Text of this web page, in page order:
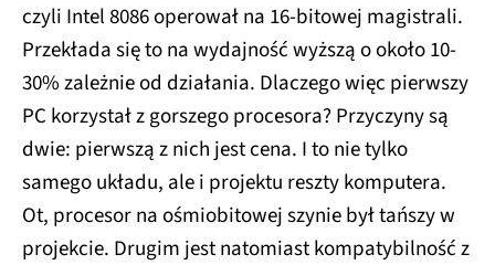
czyli Intel 8086 operował na 16-bitowej magistrali.
Przekłada się to na wydajność wyższą o około 10-
30% zależnie od działania. Dlaczego więc pierwszy
PC korzystał z gorszego procesora? Przyczyny są
dwie: pierwszą z nich jest cena. I to nie tylko
samego układu, ale i projektu reszty komputera.
Ot, procesor na ośmiobitowej szynie był tańszy w
projekcie. Drugim jest natomiast kompatybilność z